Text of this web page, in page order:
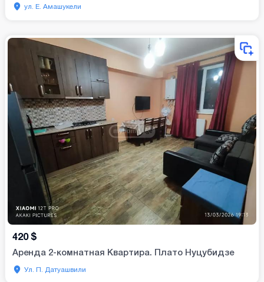
ул. Е. Амашукели
420 $
Аренда 2-комнатная Квартира. Плато Нуцубидзе
Ул. П. Датуашвили